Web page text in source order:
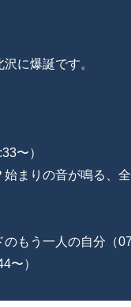
に爆誕です。
〜）
まりの音が鳴る、
のもう一人の自分（
〜）